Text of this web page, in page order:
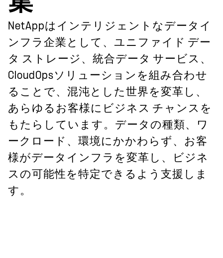
NetAppはインテリジェントなデータイ
ンフラ企業として、ユニファイド デー
タ ストレージ、統合データ サービス、
CloudOpsソリューションを組み合わせ
ることで、混沌とした世界を変革し、
あらゆるお客様にビジネス チャンスを
もたらしています。データの種類、ワ
ークロード、環境にかかわらず、お客
様がデータインフラを変革し、ビジネ
スの可能性を特定できるよう支援しま
す。